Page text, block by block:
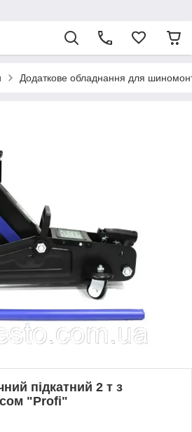
Додаткове обладнання для
підкатний 2 т з
"Profi"